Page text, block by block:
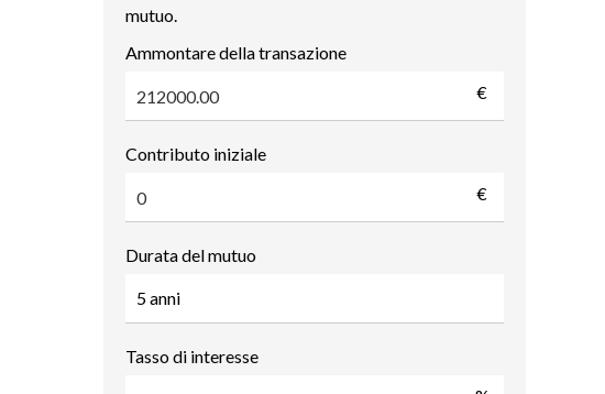
mutuo.
Ammontare della transazione
€
Contributo iniziale
€
Durata del mutuo
Tasso di interesse